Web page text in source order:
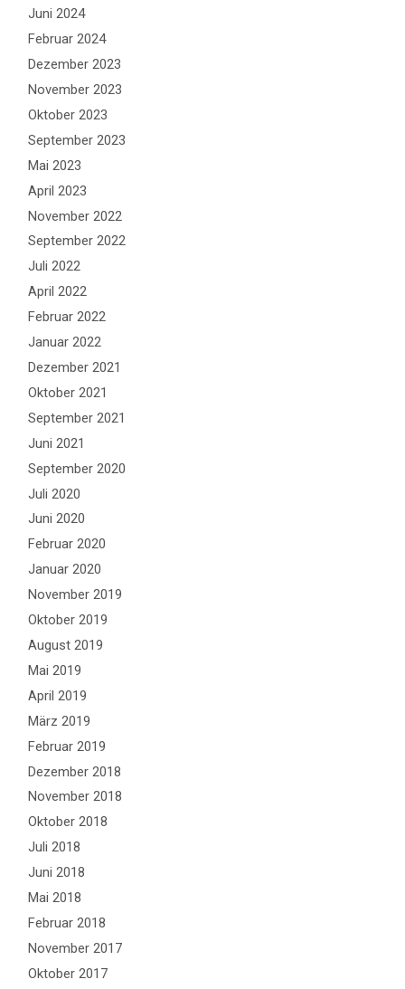
Juni 2024
Februar 2024
Dezember 2023
November 2023
Oktober 2023
September 2023
Mai 2023
April 2023
November 2022
September 2022
Juli 2022
April 2022
Februar 2022
Januar 2022
Dezember 2021
Oktober 2021
September 2021
Juni 2021
September 2020
Juli 2020
Juni 2020
Februar 2020
Januar 2020
November 2019
Oktober 2019
August 2019
Mai 2019
April 2019
März 2019
Februar 2019
Dezember 2018
November 2018
Oktober 2018
Juli 2018
Juni 2018
Mai 2018
Februar 2018
November 2017
Oktober 2017